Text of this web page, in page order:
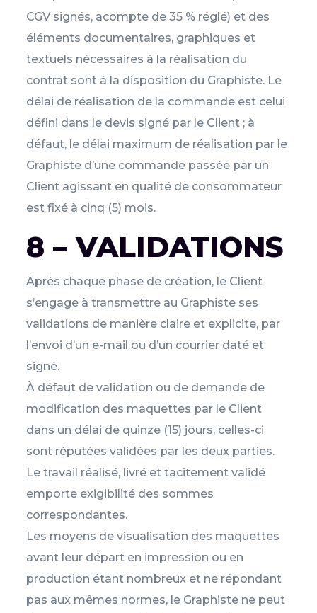
CGV signés, acompte de 35 % réglé) et des
éléments documentaires, graphiques et
textuels nécessaires à la réalisation du
contrat sont à la disposition du Graphiste. Le
délai de réalisation de la commande est celui
défini dans le devis signé par le Client ; à
défaut, le délai maximum de réalisation par le
Graphiste d’une commande passée par un
Client agissant en qualité de consommateur
est fixé à cinq (5) mois.
8 – VALIDATIONS
Après chaque phase de création, le Client
s’engage à transmettre au Graphiste ses
validations de manière claire et explicite, par
l’envoi d’un e-mail ou d’un courrier daté et
signé.
À défaut de validation ou de demande de
modification des maquettes par le Client
dans un délai de quinze (15) jours, celles-ci
sont réputées validées par les deux parties.
Le travail réalisé, livré et tacitement validé
emporte exigibilité des sommes
correspondantes.
Les moyens de visualisation des maquettes
avant leur départ en impression ou en
production étant nombreux et ne répondant
pas aux mêmes normes, le Graphiste ne peut